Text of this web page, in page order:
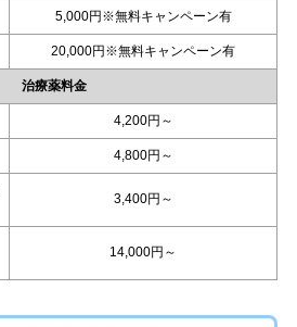
5,000円※無料キャンペーン有
20,000円※無料キャンペーン有
治療薬料金
4,200円～
4,800円～
3,400円～
14,000円～